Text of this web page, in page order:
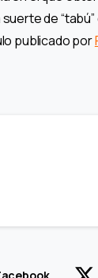
de “tabú”
publicado por